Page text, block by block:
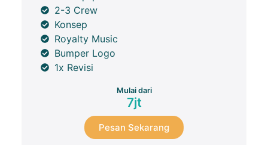
2-3 Crew
Konsep
Royalty Music
Bumper Logo
1x Revisi
Mulai dari
7jt
Pesan Sekarang